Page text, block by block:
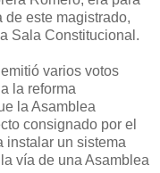
este magistrado,
Sala Constitucional.
varios votos
la reforma
la Asamblea
consignado por el
instalar un sistema
vía de una Asamblea